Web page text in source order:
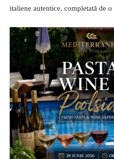
italiene autentice, completată de